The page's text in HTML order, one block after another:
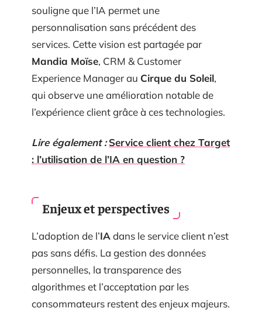
souligne que l’IA permet une
personnalisation sans précédent des
services. Cette vision est partagée par
Mandia Moïse, CRM & Customer
Experience Manager au Cirque du Soleil,
qui observe une amélioration notable de
l’expérience client grâce à ces technologies.
Lire également : Service client chez Target
: l’utilisation de l’IA en question ?
Enjeux et perspectives
L’adoption de l’IA dans le service client n’est
pas sans défis. La gestion des données
personnelles, la transparence des
algorithmes et l’acceptation par les
consommateurs restent des enjeux majeurs.